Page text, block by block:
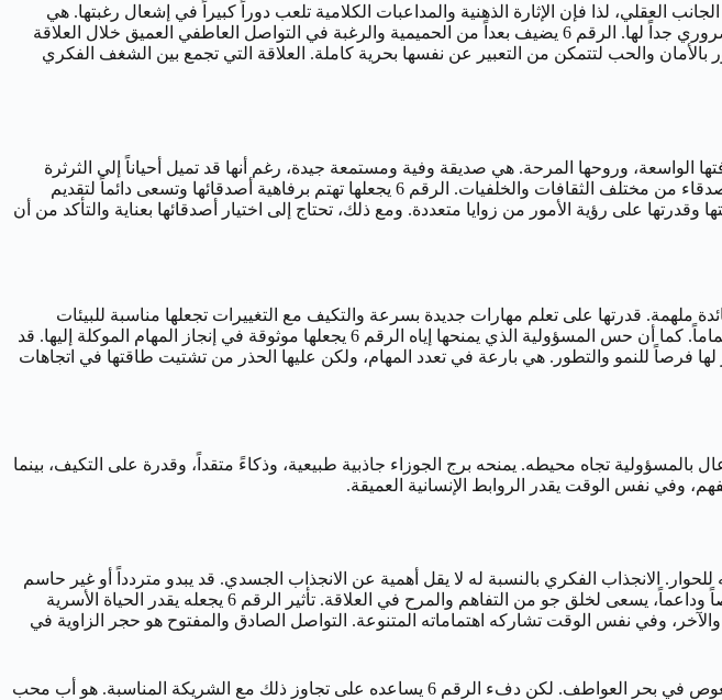
العقلي، لذا فإن الإثارة الذهنية والمداعبات الكلامية تلعب دوراً كبيراً في إشعال رغبتها. هي
منفتحة على التجربة وتحب التنوع، وقد تجد صعوبة في الروتين. التواصل الصريح حول الرغبات والاحتياجات ضروري جداً لها. الرقم 6 يضيف بعداً من الحميمية والرغبة في التواصل العاطفي العميق خلال العلاقة
والحب لتتمكن من التعبير عن نفسها بحرية كاملة. العلاقة التي تجمع بين الشغف الفكري
ثقافتها الواسعة، وروحها المرحة. هي صديقة وفية ومستمعة جيدة، رغم أنها قد تميل أحياناً إلى الثرثرة
بسبب تأثير الجوزاء. تستمتع بالتجمعات والأنشطة الاجتماعية المختلفة، ولديها شبكة واسعة من المعارف والأصدقاء من مختلف الثقافات والخلفيات. الرقم 6 يجعلها تهتم برفاهية أصدقائها وتسعى دائماً لتقديم
على رؤية الأمور من زوايا متعددة. ومع ذلك، تحتاج إلى اختيار أصدقائها بعناية والتأكد من أن
موظفة قيمة وقائدة ملهمة. قدرتها على تعلم مهارات جديدة بسرعة والتكيف مع التغييرات تجعلها مناسبة للبيئات
الديناميكية. المجالات مثل الإعلام، الصحافة، العلاقات العامة، التدريس، التسويق، الكتابة، والمبيعات تناسبها تماماً. كما أن حس المسؤولية الذي يمنحها إياه الرقم 6 يجعلها موثوقة في إنجاز المهام الموكلة إليها. قد
فرصاً للنمو والتطور. هي بارعة في تعدد المهام، ولكن عليها الحذر من تشتيت طاقتها في اتجاهات
تجاه محيطه. يمنحه برج الجوزاء جاذبية طبيعية، وذكاءً متقداً، وقدرة على التكيف، بينما
الفكرية وحبه للحوار. الانجذاب الفكري بالنسبة له لا يقل أهمية عن الانجذاب الجسدي. قد يبدو متردداً أو غير حاسم
في بداية العلاقة، فطبيعة الجوزاء المزدوجة تجعله يزن الخيارات بعناية. ولكنه عندما يلتزم، يكون شريكاً مخلصاً وداعماً، يسعى لخلق جو من التفاهم والمرح في العلاقة. تأثير الرقم 6 يجعله يقدر الحياة الأسرية
وفي نفس الوقت تشاركه اهتماماته المتنوعة. التواصل الصادق والمفتوح هو حجر الزاوية في
قد يواجه تحدياً في التعبير عن مشاعره العميقة أحياناً، حيث يميل الجوزاء إلى تحليل الأمور بعقلانية بدلاً من الغوص في بحر العواطف. لكن دفء الرقم 6 يساعده على تجاوز ذلك مع الشريكة المناسبة. هو أب محب